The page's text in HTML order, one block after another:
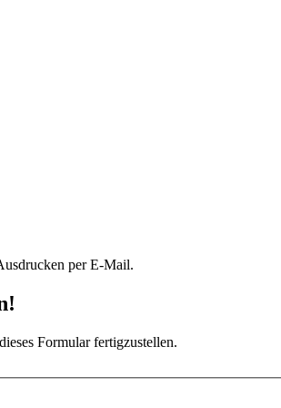
per E-Mail.
Formular fertigzustellen.